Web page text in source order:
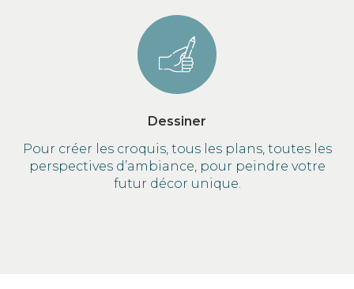
Dessiner
Pour créer les croquis, tous les plans, toutes les
perspectives d’ambiance, pour peindre votre
futur décor unique.